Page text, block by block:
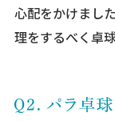
心配をかけまし
理をするべく卓